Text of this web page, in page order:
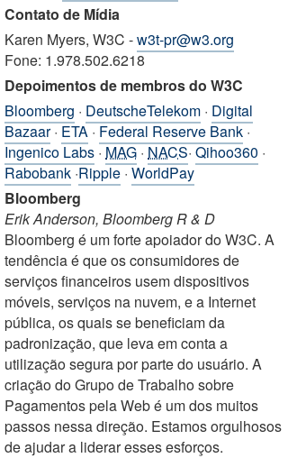
Contato de Mídia
Karen Myers, W3C -w3t-pr@w3.org
Fone: 1.978.502.6218
Depoimentos de membros do W3C
Bloomberg · DeutscheTelekom · Digital
Bazaar· ETA · Federal Reserve Bank ·
Ingenico Labs · MAG · NACS· Qihoo360 ·
Rabobank ·Ripple · WorldPay
Bloomberg
Erik Anderson, Bloomberg R & D
Bloomberg é um forte apoiador do W3C. A
tendência é que os consumidores de
serviços financeiros usem dispositivos
móveis, serviços na nuvem, e a Internet
pública, os quais se beneficiam da
padronização, que leva em conta a
utilização segura por parte do usuário. A
criação do Grupo de Trabalho sobre
Pagamentos pela Web é um dos muitos
passos nessa direção. Estamos orgulhosos
de ajudar a liderar esses esforços.